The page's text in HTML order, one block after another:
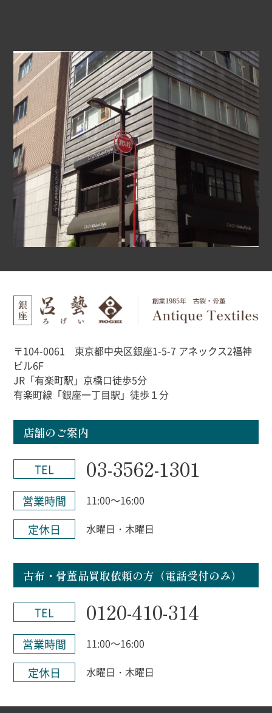
〒104-0061 東京都中央区銀座1-5-7 アネックス2福神
ビル6F
JR「有楽町駅」京橋口徒歩5分
有楽町線「銀座一丁目駅」徒歩１分
店舗のご案内
TEL 03-3562-1301
営業時間 11:00～16:00
定休日 水曜日・木曜日
古布・骨董品買取依頼の方（電話受付のみ）
TEL 0120-410-314
営業時間 11:00～16:00
定休日 水曜日・木曜日